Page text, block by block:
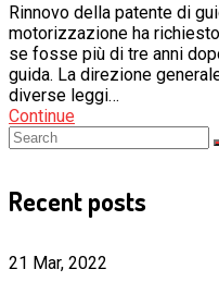
Rinnovo della patente di
motorizzazione ha
se fosse più di tre anni
guida. La direzione
diverse leggi…
Continue
Recent posts
21 Mar, 2022